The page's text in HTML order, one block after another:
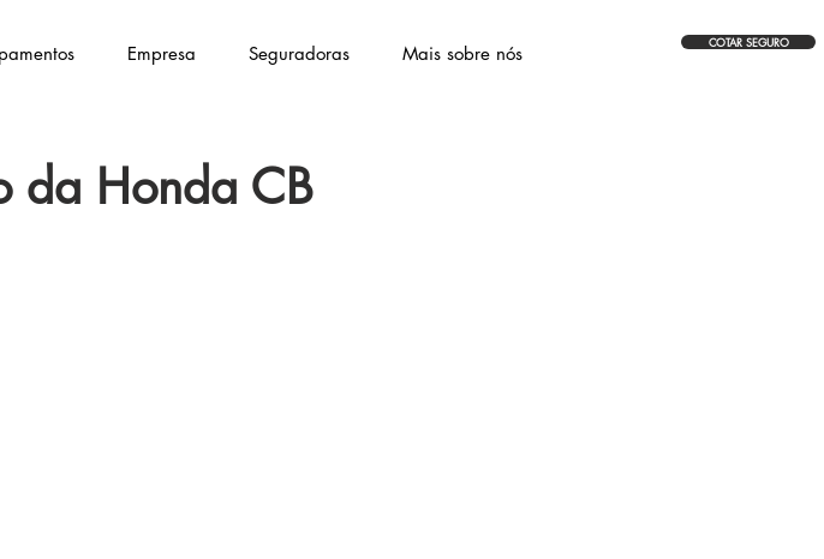
Empresa Seguradoras Mais sobre nós COTAR SEGURO
da Honda CB